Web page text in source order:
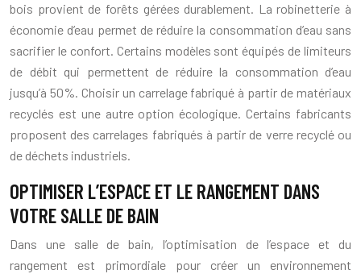
bois provient de forêts gérées durablement. La robinetterie à
économie d’eau permet de réduire la consommation d’eau sans
sacrifier le confort. Certains modèles sont équipés de limiteurs
de débit qui permettent de réduire la consommation d’eau
jusqu’à 50%. Choisir un carrelage fabriqué à partir de matériaux
recyclés est une autre option écologique. Certains fabricants
proposent des carrelages fabriqués à partir de verre recyclé ou
de déchets industriels.
OPTIMISER L’ESPACE ET LE RANGEMENT DANS
VOTRE SALLE DE BAIN
Dans une salle de bain, l’optimisation de l’espace et du
rangement est primordiale pour créer un environnement